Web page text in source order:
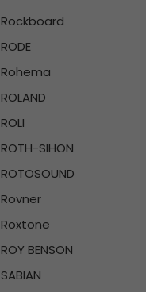
Rockboard
RODE
Rohema
ROLAND
ROLI
ROTH-SIHON
ROTOSOUND
Rovner
Roxtone
ROY BENSON
SABIAN